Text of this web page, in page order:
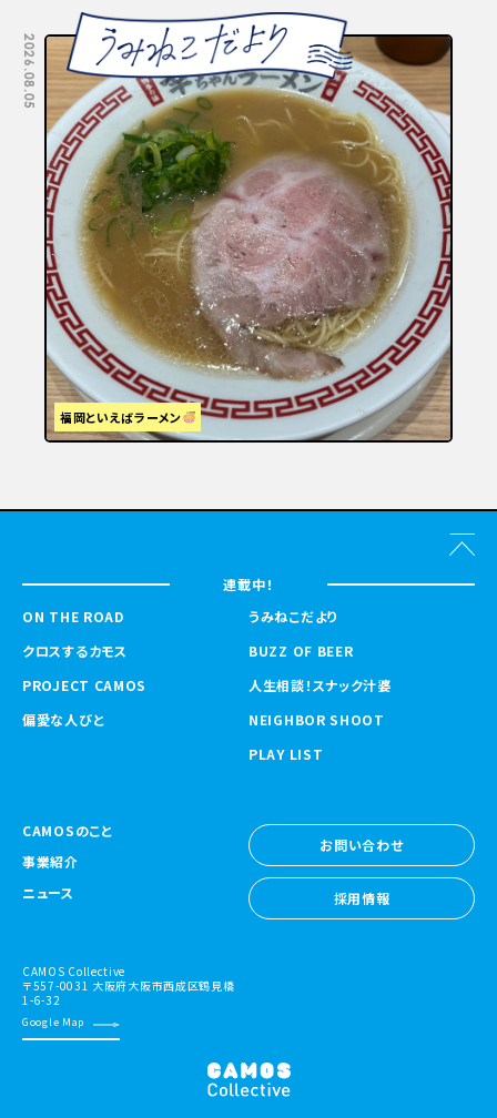
2026.08.05
福岡といえばラーメン
連載中！
ON THE ROAD
クロスするカモス
PROJECT CAMOS
偏愛な人びと
うみねこだより
BUZZ OF BEER
人生相談！スナック汁婆
NEIGHBOR SHOOT
PLAY LIST
CAMOSのこと
事業紹介
ニュース
お問い合わせ
お問い合わせ
採用情報
CAMOS Collective
〒557-0031 大阪府大阪市西成区鶴見橋
1-6-32
Google Map